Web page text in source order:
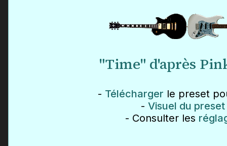
"Time" d'après
- Télécharger le preset
- Visuel du preset
- Consulter les